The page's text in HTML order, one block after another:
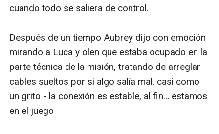
cuando todo se saliera de control.
Después de un tiempo Aubrey dijo con emoción
mirando a Luca y olen que estaba ocupado en la
parte técnica de la misión, tratando de arreglar
cables sueltos por si algo salía mal, casi como
un grito - la conexión es estable, al fin… estamos
en el juego